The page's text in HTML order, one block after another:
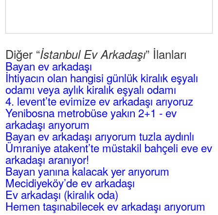
Diğer “İstanbul Ev Arkadaşı” İlanları
Bayan ev arkadaşı
İhtiyacın olan hangisi günlük kiralık eşyalı
odamı veya aylık kiralık eşyalı odamı
4. levent’te evimize ev arkadaşı arıyoruz
Yenibosna metrobüse yakın 2+1 - ev
arkadaşı arıyorum
Bayan ev arkadaşı arıyorum tuzla aydınlı
Ümraniye atakent’te müstakil bahçeli eve ev
arkadaşı aranıyor!
Bayan yanına kalacak yer arıyorum
Mecidiyeköy’de ev arkadaşı
Ev arkadaşı (kiralık oda)
Hemen taşınabilecek ev arkadaşı arıyorum